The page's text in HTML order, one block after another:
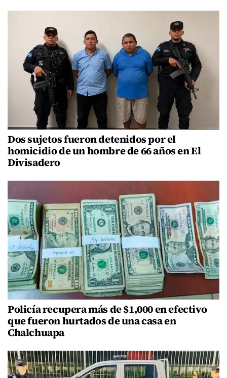
Dos sujetos fueron detenidos por el
homicidio de un hombre de 66 años en El
Divisadero
Policía recupera más de $1,000 en efectivo
que fueron hurtados de una casa en
Chalchuapa